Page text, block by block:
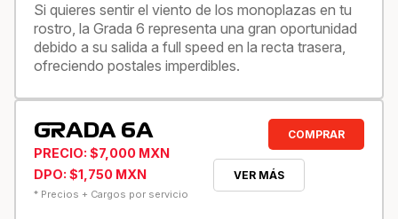
Si quieres sentir el viento de los monoplazas en tu
rostro, la Grada 6 representa una gran oportunidad
debido a su salida a full speed en la recta trasera,
ofreciendo postales imperdibles.
GRADA 6A
PRECIO: $7,000 MXN
DPO: $1,750 MXN
* Precios + Cargos por servicio
COMPRAR
VER MÁS